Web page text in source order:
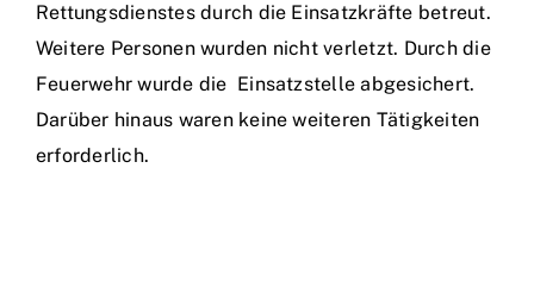
Rettungsdienstes durch die Einsatzkräfte betreut.
Weitere Personen wurden nicht verletzt. Durch die
Feuerwehr wurde die Einsatzstelle abgesichert.
Darüber hinaus waren keine weiteren Tätigkeiten
erforderlich.